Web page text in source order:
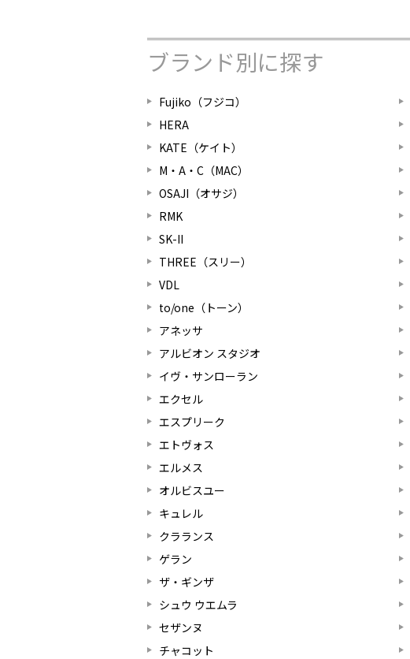
ブランド別に探す
Fujiko（フジコ）
HERA
KATE（ケイト）
M・A・C（MAC）
OSAJI（オサジ）
RMK
SK-II
THREE（スリー）
VDL
to/one（トーン）
アネッサ
アルビオン スタジオ
イヴ・サンローラン
エクセル
エスプリーク
エトヴォス
エルメス
オルビスユー
キュレル
クラランス
ゲラン
ザ・ギンザ
シュウ ウエムラ
セザンヌ
チャコット